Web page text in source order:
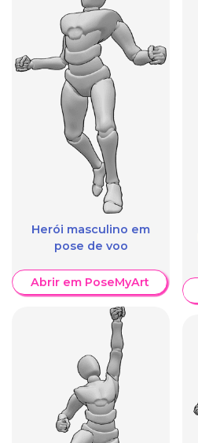
Herói masculino em
pose de voo
Abrir em PoseMyArt